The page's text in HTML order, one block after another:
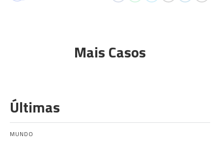
Mais Casos
Últimas
MUNDO